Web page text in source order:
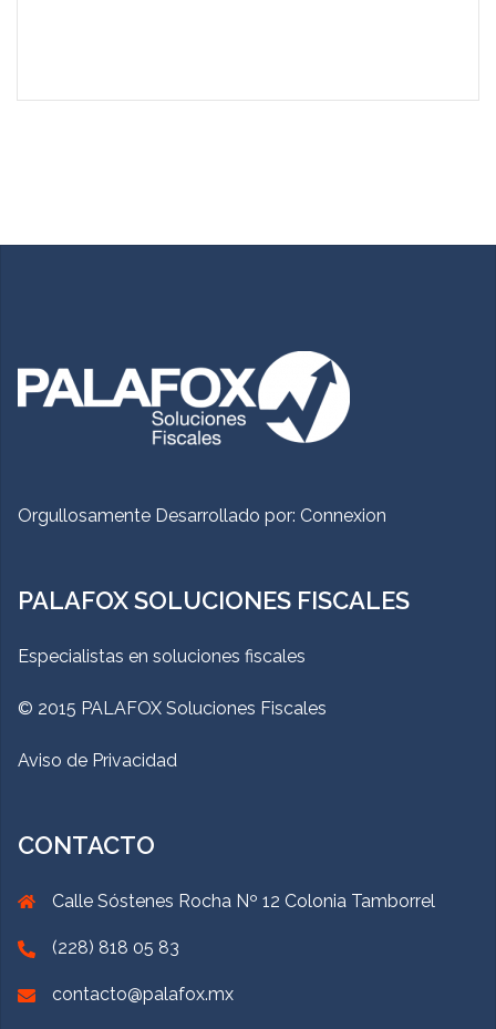
Orgullosamente Desarrollado por: Connexion
PALAFOX SOLUCIONES FISCALES
Especialistas en soluciones fiscales
© 2015 PALAFOX Soluciones Fiscales
Aviso de Privacidad
CONTACTO
Calle Sóstenes Rocha Nº 12 Colonia Tamborrel
(228) 818 05 83
contacto@palafox.mx